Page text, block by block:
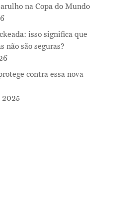
na Copa do Mundo
isso significa que
não são seguras?
contra essa nova
2025